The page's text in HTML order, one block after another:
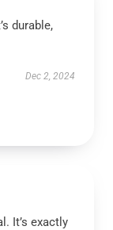
durable,
Dec 2, 2024
It’s exactly